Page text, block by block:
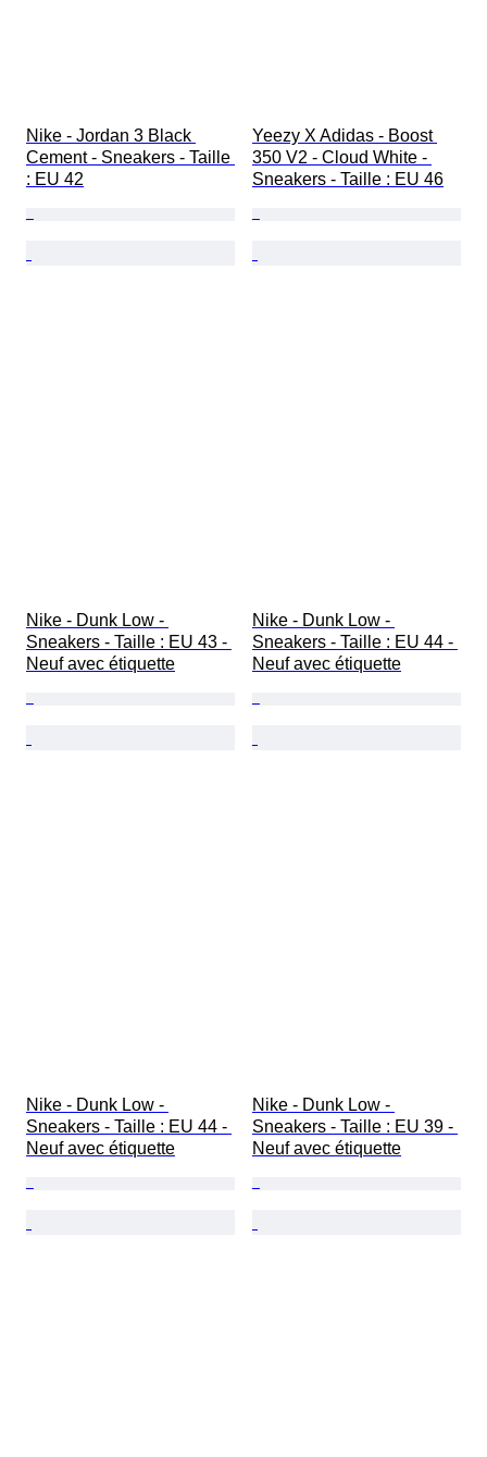
Nike - Jordan 3 Black
Cement - Sneakers - Taille
: EU 42
Yeezy X Adidas - Boost
350 V2 - Cloud White -
Sneakers - Taille : EU 46
Nike - Dunk Low -
Sneakers - Taille : EU 43 -
Neuf avec étiquette
Nike - Dunk Low -
Sneakers - Taille : EU 44 -
Neuf avec étiquette
Nike - Dunk Low -
Sneakers - Taille : EU 44 -
Neuf avec étiquette
Nike - Dunk Low -
Sneakers - Taille : EU 39 -
Neuf avec étiquette